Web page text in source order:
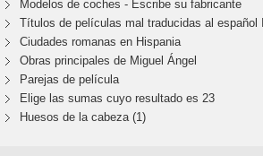
Modelos de coches - Escribe su fabricante
Títulos de películas mal traducidas al español II
Ciudades romanas en Hispania
Obras principales de Miguel Ángel
Parejas de película
Elige las sumas cuyo resultado es 23
Huesos de la cabeza (1)